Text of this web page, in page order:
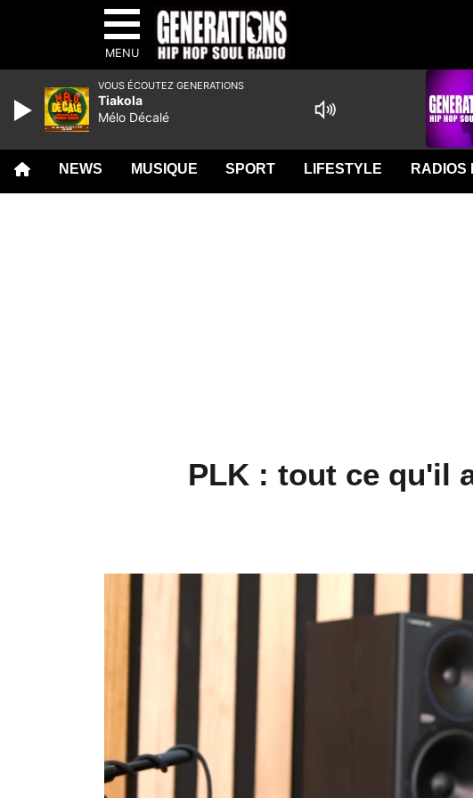
MENU
NEWS MUSIQUE SPORT LIFESTYLE RADIOS
PLK : tout ce qu'il
VOUS ÉCOUTEZ GENERATIONS
Tiakola
Mélo Décalé